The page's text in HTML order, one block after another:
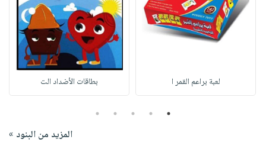
لعبة براعم القمر ا بطاقات الأضداد الت
1
2
3
4
5
المزيد من البنود »